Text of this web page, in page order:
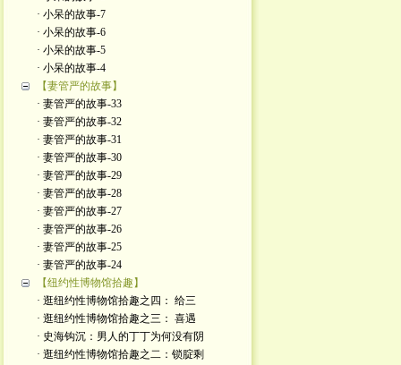
· 小呆的故事-7
· 小呆的故事-6
· 小呆的故事-5
· 小呆的故事-4
【妻管严的故事】
· 妻管严的故事-33
· 妻管严的故事-32
· 妻管严的故事-31
· 妻管严的故事-30
· 妻管严的故事-29
· 妻管严的故事-28
· 妻管严的故事-27
· 妻管严的故事-26
· 妻管严的故事-25
· 妻管严的故事-24
【纽约性博物馆拾趣】
· 逛纽约性博物馆拾趣之四： 给三
· 逛纽约性博物馆拾趣之三： 喜遇
· 史海钩沉：男人的丁丁为何没有阴
· 逛纽约性博物馆拾趣之二：锁腚剩